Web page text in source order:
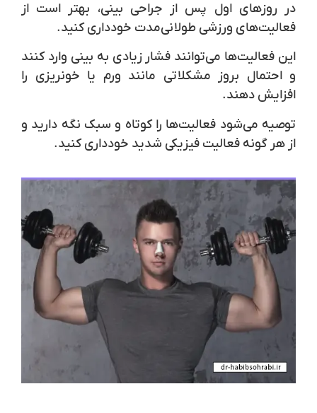
در روزهای اول پس از جراحی بینی، بهتر است از
فعالیت‌های ورزشی طولانی‌مدت خودداری کنید.
این فعالیت‌ها می‌توانند فشار زیادی به بینی وارد کنند
و احتمال بروز مشکلاتی مانند ورم یا خونریزی را
افزایش دهند.
توصیه می‌شود فعالیت‌ها را کوتاه و سبک نگه دارید و
از هر گونه فعالیت فیزیکی شدید خودداری کنید.